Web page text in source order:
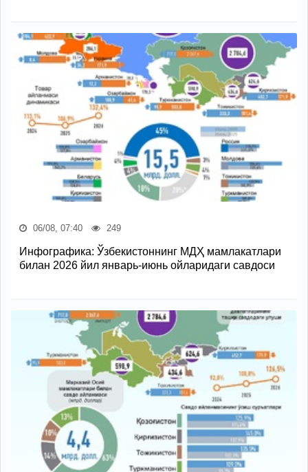
06/08, 07:40 249
Инфографика: Ўзбекистоннинг МДҲ мамлакатлари
билан 2026 йил январь-июнь ойларидаги савдоси